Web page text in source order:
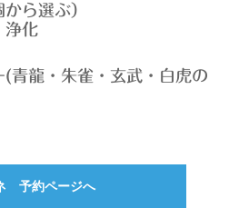
ら選ぶ）
浄化
(青龍・朱雀・玄武・白虎の
予約ページへ